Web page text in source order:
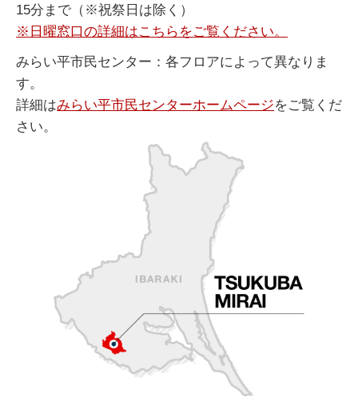
15分まで（※祝祭日は除く）
※日曜窓口の詳細はこちらをご覧ください。
みらい平市民センター：各フロアによって異なりま
す。
詳細はみらい平市民センターホームページをご覧くだ
さい。